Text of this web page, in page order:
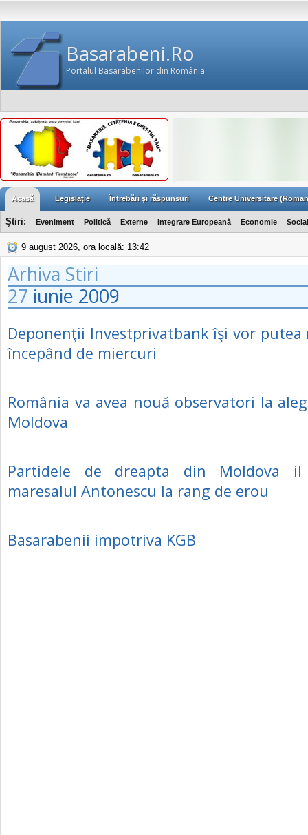
Basarabeni.Ro
Portalul Basarabenilor din România
Acasă Legislaţie Întrebări şi răspunsuri Centre Universitare
Ştiri: Eveniment Politică Externe Integrare Europeană Economie Social
9 august 2026, ora locală: 13:42
Arhiva Stiri
27 iunie 2009
Deponenţii Investprivatbank îşi vor putea
începând de miercuri
România va avea nouă observatori la
Moldova
Partidele de dreapta din Moldova
maresalul Antonescu la rang de erou
Basarabenii impotriva KGB